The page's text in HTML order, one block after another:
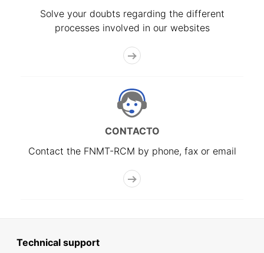
Solve your doubts regarding the different
processes involved in our websites
CONTACTO
Contact the FNMT-RCM by phone, fax or email
Technical support